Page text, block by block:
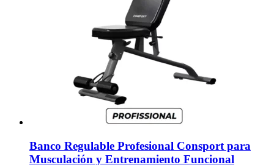
Banco Regulable Profesional Consport para
Musculación y Entrenamiento Funcional